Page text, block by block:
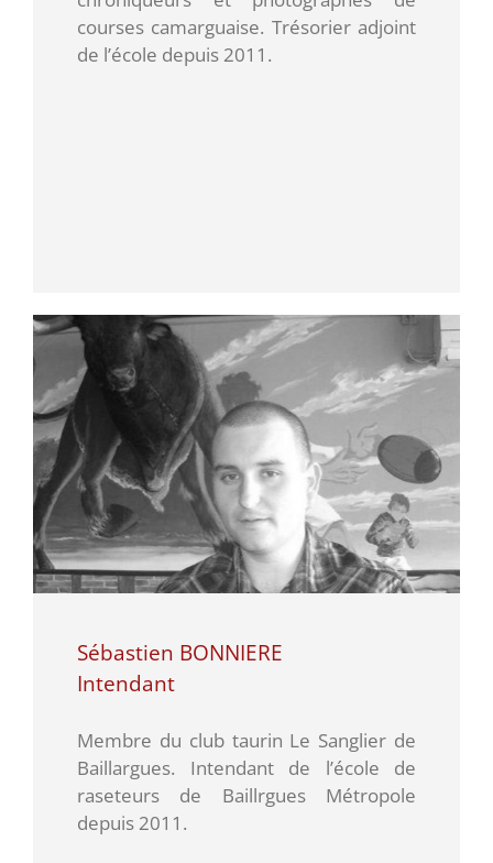
courses camarguaise. Trésorier adjoint
de l’école depuis 2011.
Sébastien BONNIERE
Intendant
Membre du club taurin Le Sanglier de
Baillargues. Intendant de l’école de
raseteurs de Baillrgues Métropole
depuis 2011.